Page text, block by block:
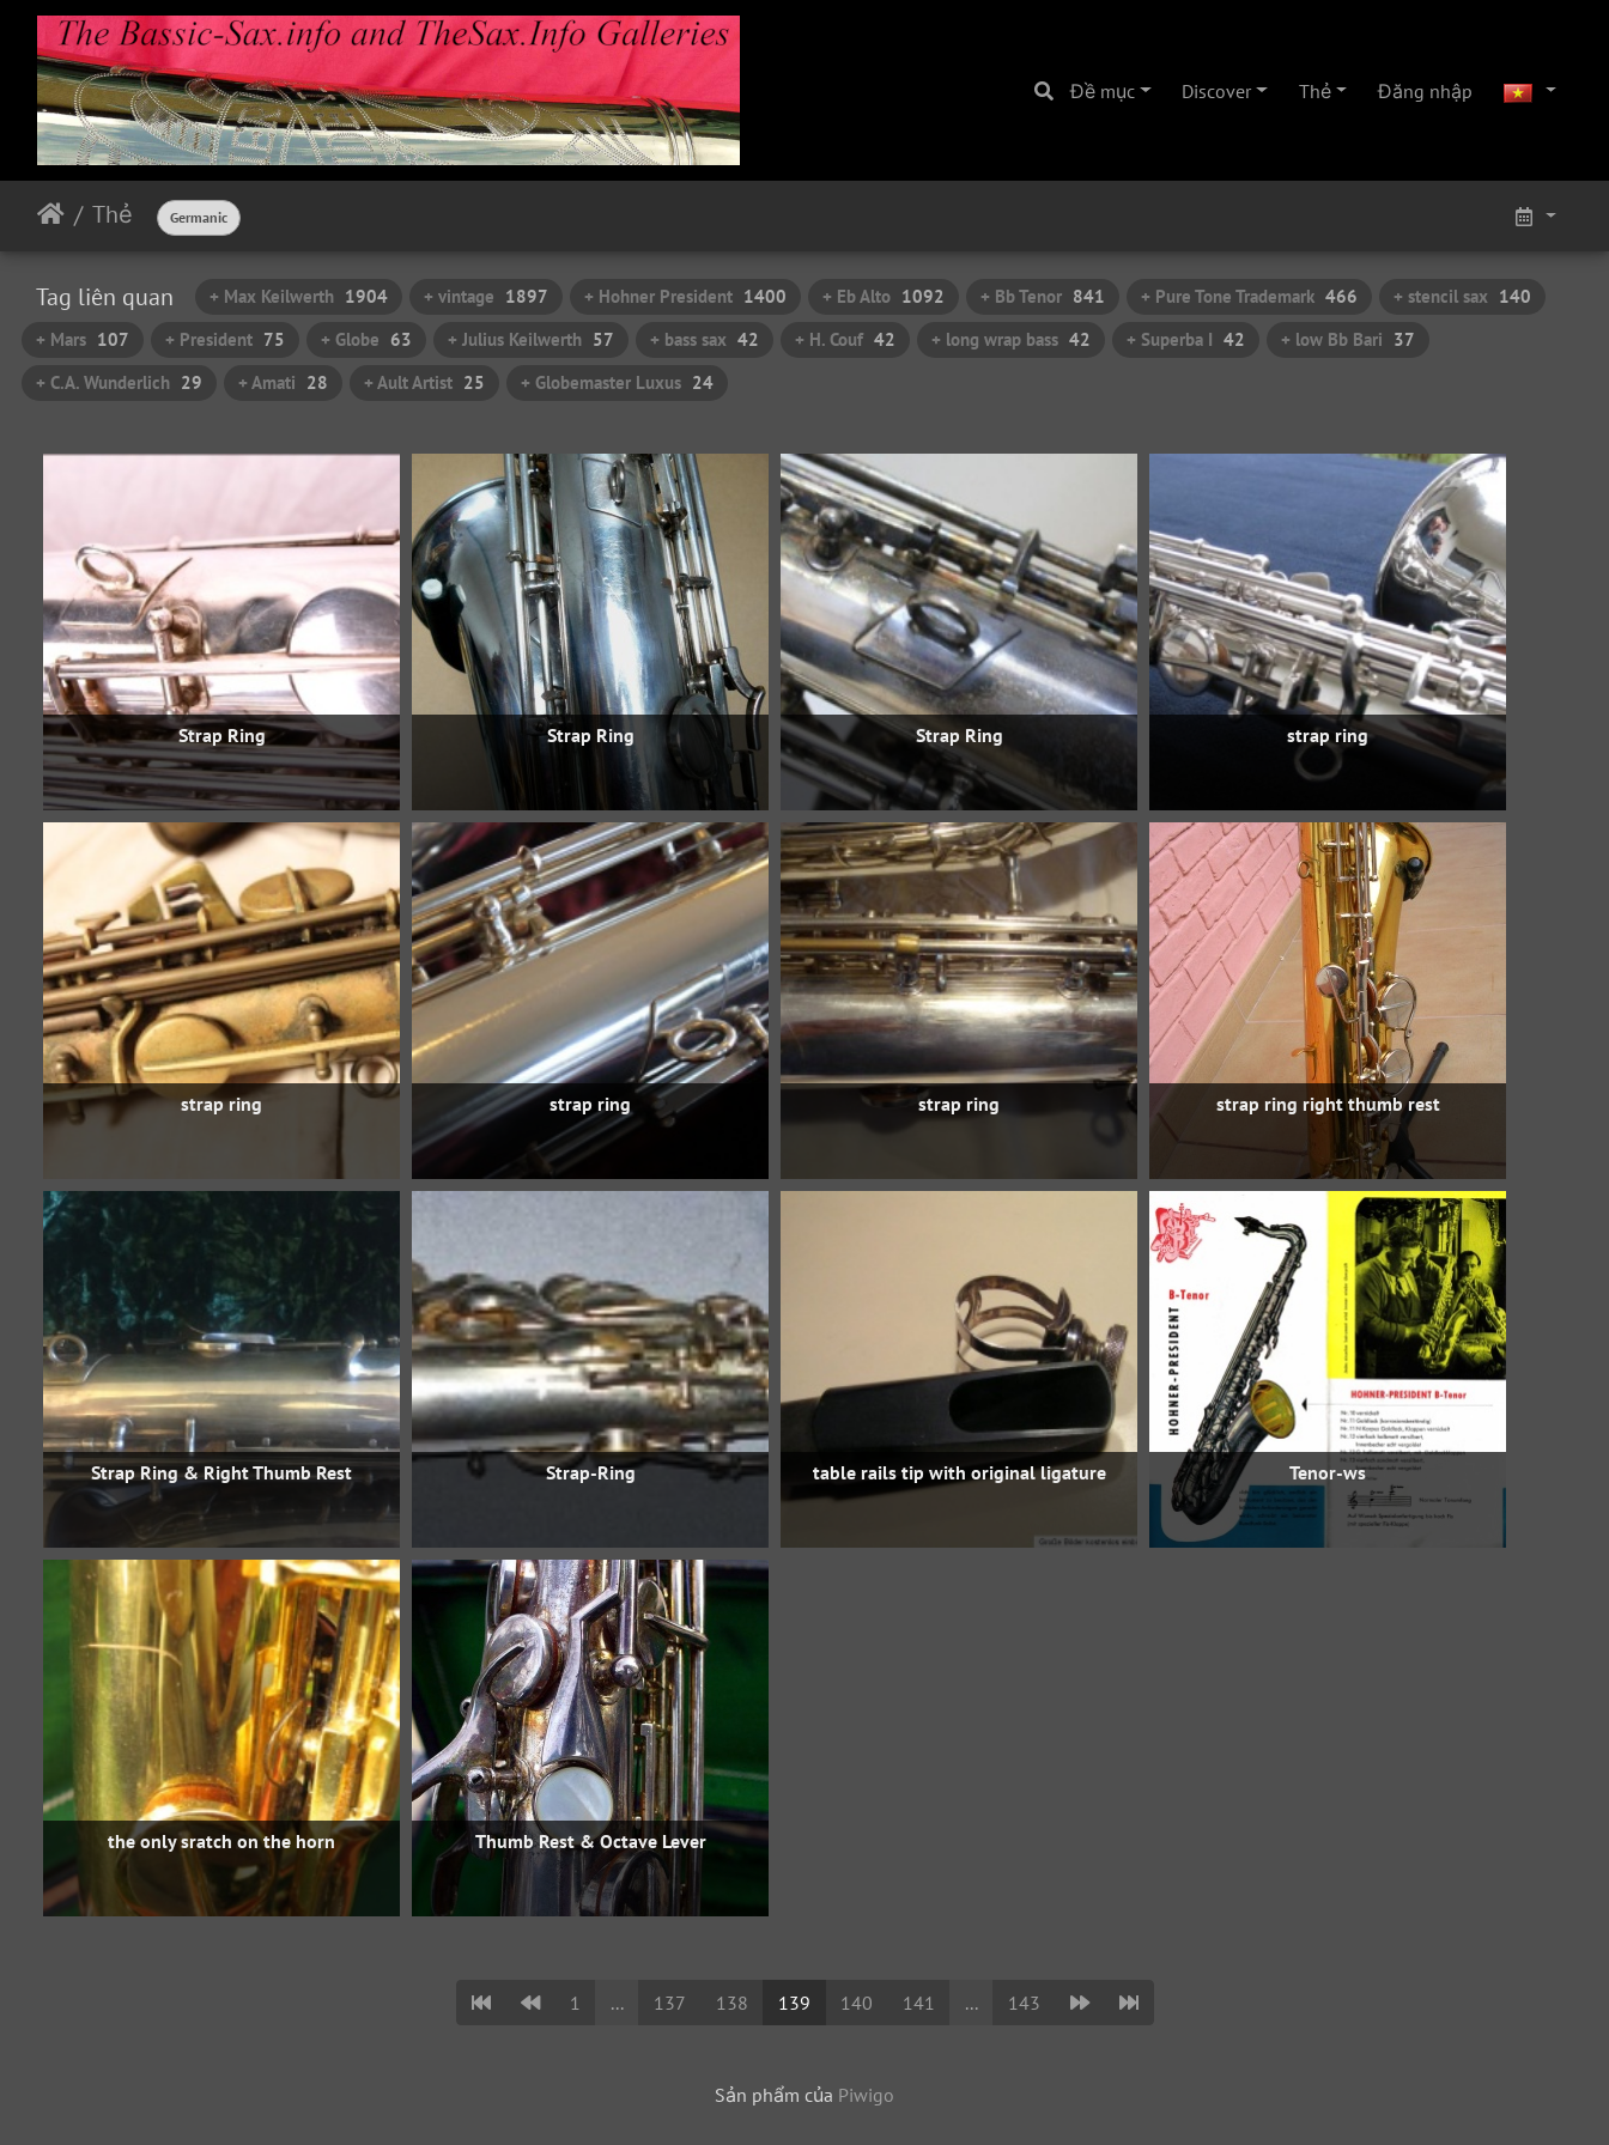
Đề mục Discover Thẻ Đăng nhập
Thẻ Germanic
Tag liên quan + Max Keilwerth 1904 + vintage 1897 + Hohner President 1400 + Eb Alto 1092 + Bb Tenor 841 + Pure Tone Trademark 466 + stencil sax 140
+ Mars 107 + President 75 + Globe 63 + Julius Keilwerth 57 + bass sax 42 + H. Couf 42 + long wrap bass 42 + Superba I 42 + low Bb Bari 37
+ C.A. Wunderlich 29 + Amati 28 + Ault Artist 25 + Globemaster Luxus 24
Strap Ring Strap Ring Strap Ring strap ring
strap ring strap ring strap ring strap ring right thumb rest
Strap Ring & Right Thumb Rest Strap-Ring table rails tip with original ligature Tenor-ws
the only sratch on the horn Thumb Rest & Octave Lever
1 ... 137 138 139 140 141 ... 143
Sản phẩm của Piwigo